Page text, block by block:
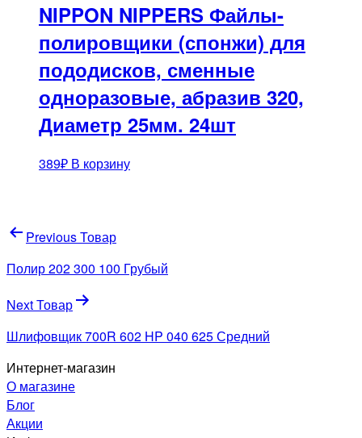
NIPPON NIPPERS Файлы-
полировщики (спонжи) для
пододисков, сменные
одноразовые, абразив 320,
Диаметр 25мм. 24шт
389₽ В корзину
Навигация
по
записям
Previous Товар
Полир 202 300 100 Грубый
Next Товар
Шлифовщик 700R 602 HP 040 625 Средний
Интернет-магазин
О магазине
Блог
Акции